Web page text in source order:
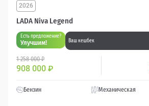
LADA Niva Legend
2026
Есть предложение?
Улучшим! Ваш кешбек
1 258 000 ₽
908 000 ₽
Бензин Механическая